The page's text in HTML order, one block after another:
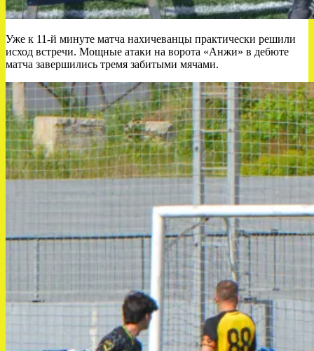
Уже к 11-й минуте матча нахичеванцы практически решили
исход встречи. Мощные атаки на ворота «Анжи» в дебюте
матча завершились тремя забитыми мячами.